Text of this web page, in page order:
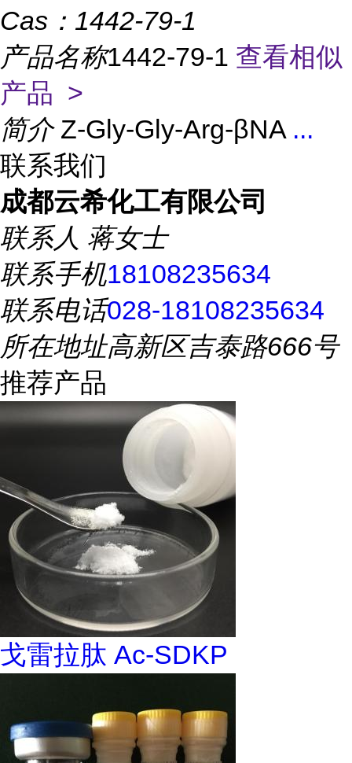
Cas： 1442-79-1
产品名称1442-79-1 查看相似
产品 >
简介 Z-Gly-Gly-Arg-βNA ...
联系我们
成都云希化工有限公司
联系人 蒋女士
联系手机18108235634
联系电话028-18108235634
所在地址高新区吉泰路666号
推荐产品
戈雷拉肽 Ac-SDKP